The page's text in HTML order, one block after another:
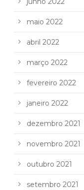
maio 2022
abril 2022
março 2022
fevereiro 2022
janeiro 2022
dezembro 2021
novembro 2021
outubro 2021
setembro 2021